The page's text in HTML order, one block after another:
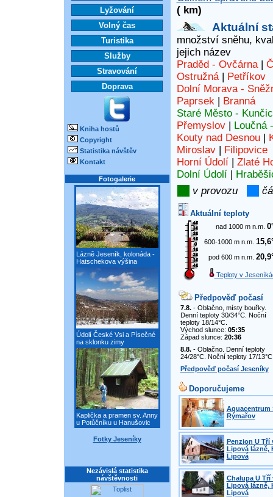
Lyžování
Volný čas
Turistika
Služby
Stravování
Doprava
Kniha hostů
Copyright
Statistika návštěv
Kontakt
Fotogalerie
Lázně Jeseník, kolonáda -
Hatschekova výšina
Údolí České Vsi a Písečné
na sklonku zimy
Kaplička a pramen sv. Anny
u Potůčníku u Hanušovic
Fotky Jeseníky
Nezávislá statistika
návštěvnosti
( km)
Aktuální
množství sněhu,
jejich název
Praděd - Ovčárna|
Ostružná| Petříkov
Dolní Morava -
Paprsek| Branná
Staré Město -
Přemyslov| Loučná
Kouty nad Desnou|
Miroslav| Filipovice
Horní Údolí| Zlaté
Dolní Údolí|
v provozu
Aktuální teploty
nad 1000 m n.m.
600-1000 m n.m.
pod 600 m n.m.
Teploty v
Předpověď počasí
7.8.- Oblačno, místy bouřky.
Denní teploty 30/34°C. Noční
teploty 18/14°C.
Východ slunce: 05:35
Západ slunce: 20:36
8.8.- Oblačno. Denní teploty
24/28°C. Noční teploty 17/
Předpověď počasí Jeseníky
Doporučujeme
Aquacentrum
Rýmařov
Penzion U Tří
Lipová lázně,
Lipová
Chalupa U Tří
Lipová lázně,
Lipová